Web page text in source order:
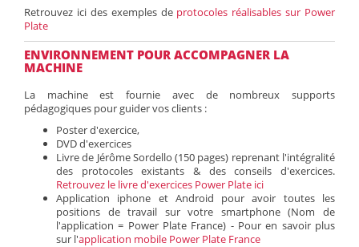
Retrouvez ici des exemples de protocoles réalisables sur Power
Plate
ENVIRONNEMENT POUR ACCOMPAGNER LA
MACHINE
La machine est fournie avec de nombreux supports
pédagogiques pour guider vos clients :
Poster d'exercice,
DVD d'exercices
Livre de Jérôme Sordello (150 pages) reprenant l'intégralité
des protocoles existants & des conseils d'exercices.
Retrouvez le livre d'exercices Power Plate ici
Application iphone et Android pour avoir toutes les
positions de travail sur votre smartphone (Nom de
l'application = Power Plate France) - Pour en savoir plus
sur l'application mobile Power Plate France